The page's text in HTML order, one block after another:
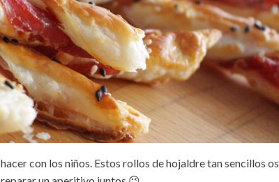
con los niños. Estos rollos de hojaldre tan sencillos os